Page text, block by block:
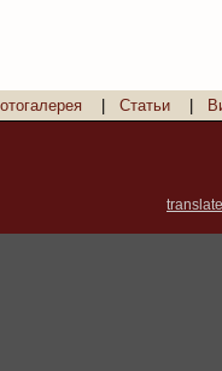
Статьи
translate